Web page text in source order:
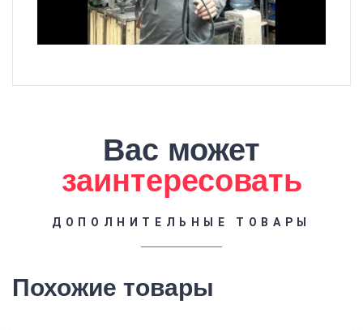
Вас может
заинтересовать
ДОПОЛНИТЕЛЬНЫЕ ТОВАРЫ
Похожие товары